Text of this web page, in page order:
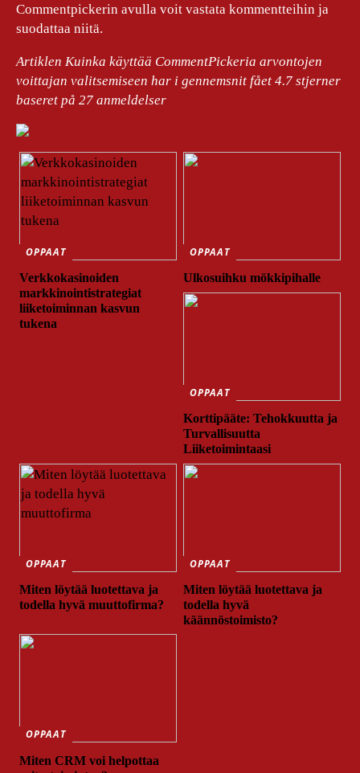
Commentpickerin avulla voit vastata kommentteihin ja
suodattaa niitä.
Artiklen Kuinka käyttää CommentPickeria arvontojen
voittajan valitsemiseen har i gennemsnit fået 4.7 stjerner
baseret på 27 anmeldelser
OPPAAT
Verkkokasinoiden
markkinointistrategiat
liiketoiminnan kasvun
tukena
OPPAAT
Ulkosuihku mökkipihalle
OPPAAT
Korttipääte: Tehokkuutta ja
Turvallisuutta
Liiketoimintaasi
OPPAAT
Miten löytää luotettava ja
todella hyvä muuttofirma?
OPPAAT
Miten löytää luotettava ja
todella hyvä
käännöstoimisto?
OPPAAT
Miten CRM voi helpottaa